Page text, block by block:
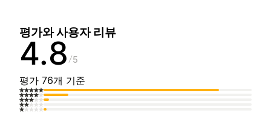
평가와 사용자 리뷰
4.8 5
평가 76개 기준